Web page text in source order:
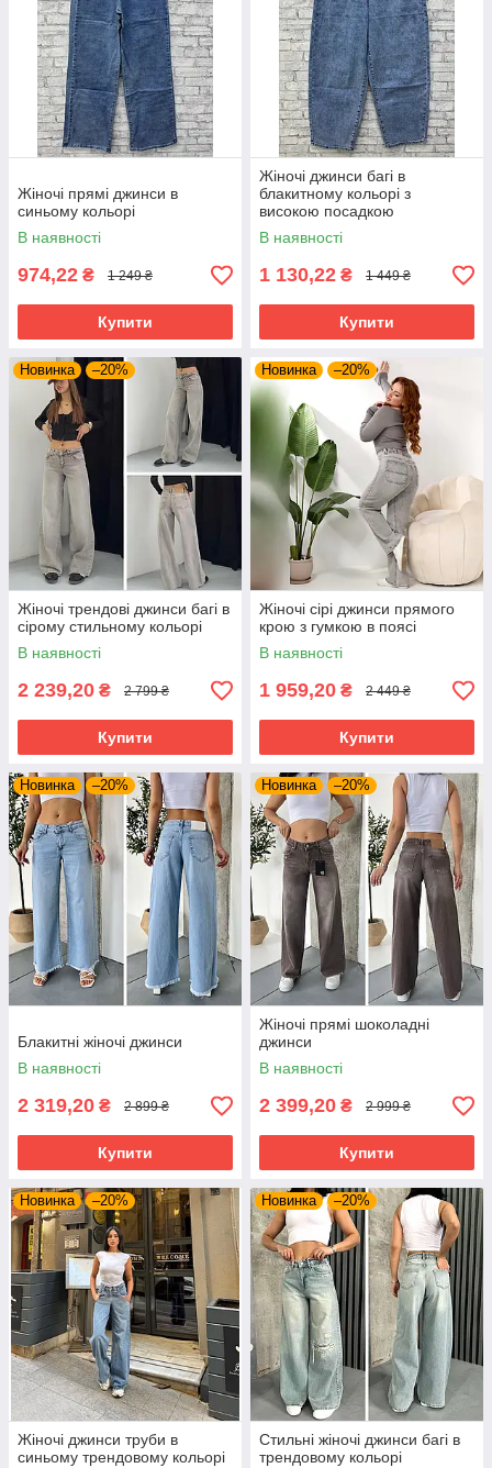
Жіночі прямі джинси в
синьому кольорі
В наявності
974,22 ₴ 1 249 ₴
Купити
Жіночі джинси багі в
блакитному кольорі з
високою посадкою
В наявності
1 130,22 ₴ 1 449 ₴
Купити
Новинка –20%
Жіночі трендові джинси багі в
сірому стильному кольорі
В наявності
2 239,20 ₴ 2 799 ₴
Купити
Новинка –20%
Жіночі сірі джинси прямого
крою з гумкою в поясі
В наявності
1 959,20 ₴ 2 449 ₴
Купити
Новинка –20%
Блакитні жіночі джинси
В наявності
2 319,20 ₴ 2 899 ₴
Купити
Новинка –20%
Жіночі прямі шоколадні
джинси
В наявності
2 399,20 ₴ 2 999 ₴
Купити
Новинка –20%
Жіночі джинси труби в
синьому трендовому кольорі
Новинка –20%
Стильні жіночі джинси багі в
трендовому кольорі